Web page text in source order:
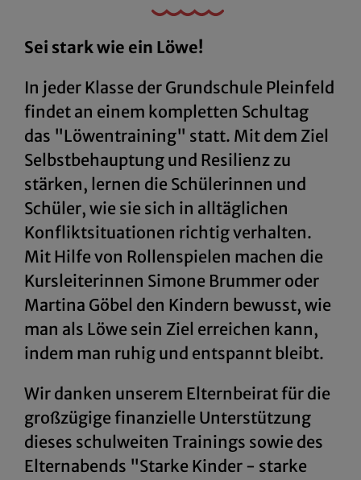
Sei stark wie ein Löwe!
In jeder Klasse der Grundschule Pleinfeld
findet an einem kompletten Schultag
das "Löwentraining" statt. Mit dem Ziel
Selbstbehauptung und Resilienz zu
stärken, lernen die Schülerinnen und
Schüler, wie sie sich in alltäglichen
Konfliktsituationen richtig verhalten.
Mit Hilfe von Rollenspielen machen die
Kursleiterinnen Simone Brummer oder
Martina Göbel den Kindern bewusst, wie
man als Löwe sein Ziel erreichen kann,
indem man ruhig und entspannt bleibt.
Wir danken unserem Elternbeirat für die
großzügige finanzielle Unterstützung
dieses schulweiten Trainings sowie des
Elternabends "Starke Kinder - starke